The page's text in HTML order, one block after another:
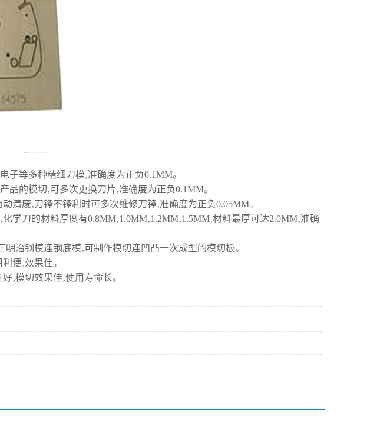
等多种精细刀模‚准确度为正负0.1MM。
品的模切‚可多次更换刀片‚准确度为正负0.1MM。
清废‚刀锋不锋利时可多次维修刀锋‚准确度为正负0.05MM。
学刀的材料厚度有0.8MM‚1.0MM‚1.2MM‚1.5MM‚材料最厚可达2.0MM‚准确
治钢模连钢底模‚可制作模切连凹凸一次成型的模切板。
便‚效果佳。
‚模切效果佳‚使用寿命长。